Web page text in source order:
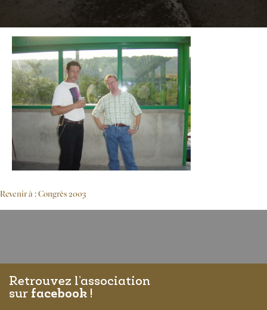
Revenir à : Congrès 2003
Retrouvez l’association
sur facebook !